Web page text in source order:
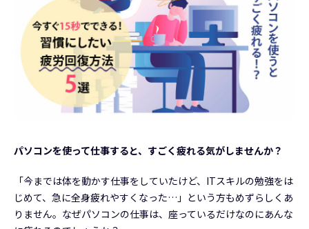
パソコンを使って仕事すると、すごく疲れる気がしませんか？
「今までは体を動かす仕事をしていたけど、ITスキルの勉強をは
じめて、急に全身疲れやすくなった…」という方もめずらしくあ
りません。なぜパソコンの仕事は、座っているだけなのにあんな